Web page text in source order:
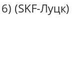
(SKF-Луцк)